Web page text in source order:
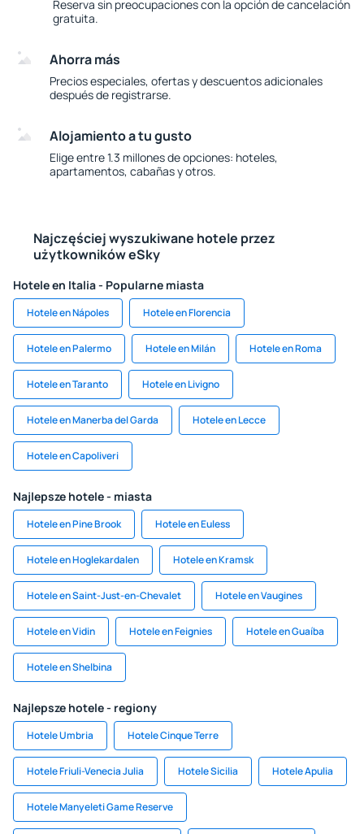
Reserva sin preocupaciones con la opción de cancelación
gratuita.
Ahorra más
Precios especiales, ofertas y descuentos adicionales
después de registrarse.
Alojamiento a tu gusto
Elige entre 1.3 millones de opciones: hoteles,
apartamentos, cabañas y otros.
Najczęściej wyszukiwane hotele przez
użytkowników eSky
Hotele en Italia - Popularne miasta
Hotele en Nápoles Hotele en Florencia
Hotele en Palermo Hotele en Milán Hotele en Roma
Hotele en Taranto Hotele en Livigno
Hotele en Manerba del Garda Hotele en Lecce
Hotele en Capoliveri
Najlepsze hotele - miasta
Hotele en Pine Brook Hotele en Euless
Hotele en Hoglekardalen Hotele en Kramsk
Hotele en Saint-Just-en-Chevalet Hotele en Vaugines
Hotele en Vidin Hotele en Feignies Hotele en Guaíba
Hotele en Shelbina
Najlepsze hotele - regiony
Hotele Umbria Hotele Cinque Terre
Hotele Friuli-Venecia Julia Hotele Sicilia Hotele Apulia
Hotele Manyeleti Game Reserve